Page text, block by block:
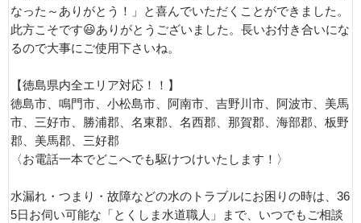
なった～ありがとう！」と喜んでいただくことができました。
此方こそです😃ありがとうございました。長いお付き合いにな
るので大事にご使用下さいね。
【徳島県内全エリア対応！！】
徳島市、鳴門市、小松島市、阿南市、吉野川市、阿波市、美馬
市、三好市、勝浦郡、名東郡、名西郡、那賀郡、海部郡、板野
郡、美馬郡、三好郡
〈お電話一本でどこへでも駆けつけいたします！〉
水漏れ・つまり・故障などの水のトラブルにお困りの時は、36
5日お伺い可能な「とくしま水道職人」まで、いつでもご相談